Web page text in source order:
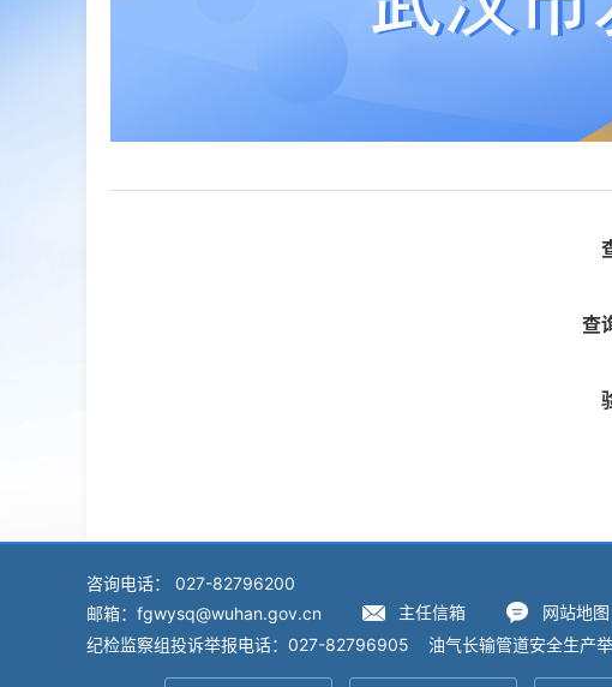
查
咨询电话： 027-82796200
邮箱：fgwysq@wuhan.gov.cn
主任信箱
网站地图
纪检监察组投诉举报电话：027-82796905 油气长输管道安全生产